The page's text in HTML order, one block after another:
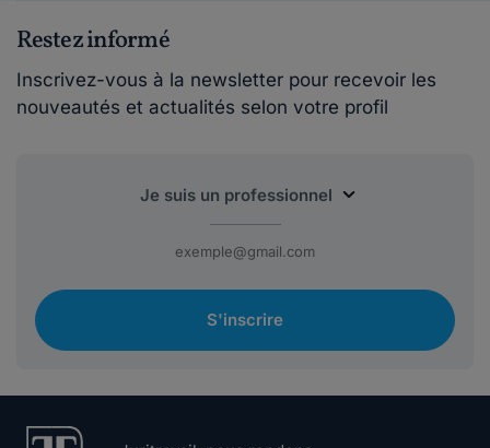
Restez informé
Inscrivez-vous à la newsletter pour recevoir les
nouveautés et actualités selon votre profil
S'inscrire